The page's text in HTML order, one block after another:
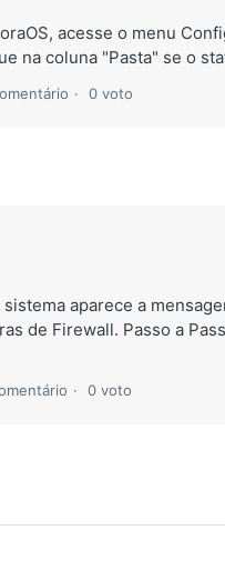
acesse o menu
na coluna "Pasta" se o
0 voto
aparece a
de Firewall. Passo a
0 voto